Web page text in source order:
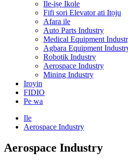
Ile-iṣẹ Ikole
Fifi sori Elevator ati Itọju
Afara ile
Auto Parts Industry
Medical Equipment
Agbara Equipment
Robotik Industry
Aerospace Industry
Mining Industry
Iroyin
FIDIO
Pe wa
Ile
Aerospace Industry
Aerospace Industry